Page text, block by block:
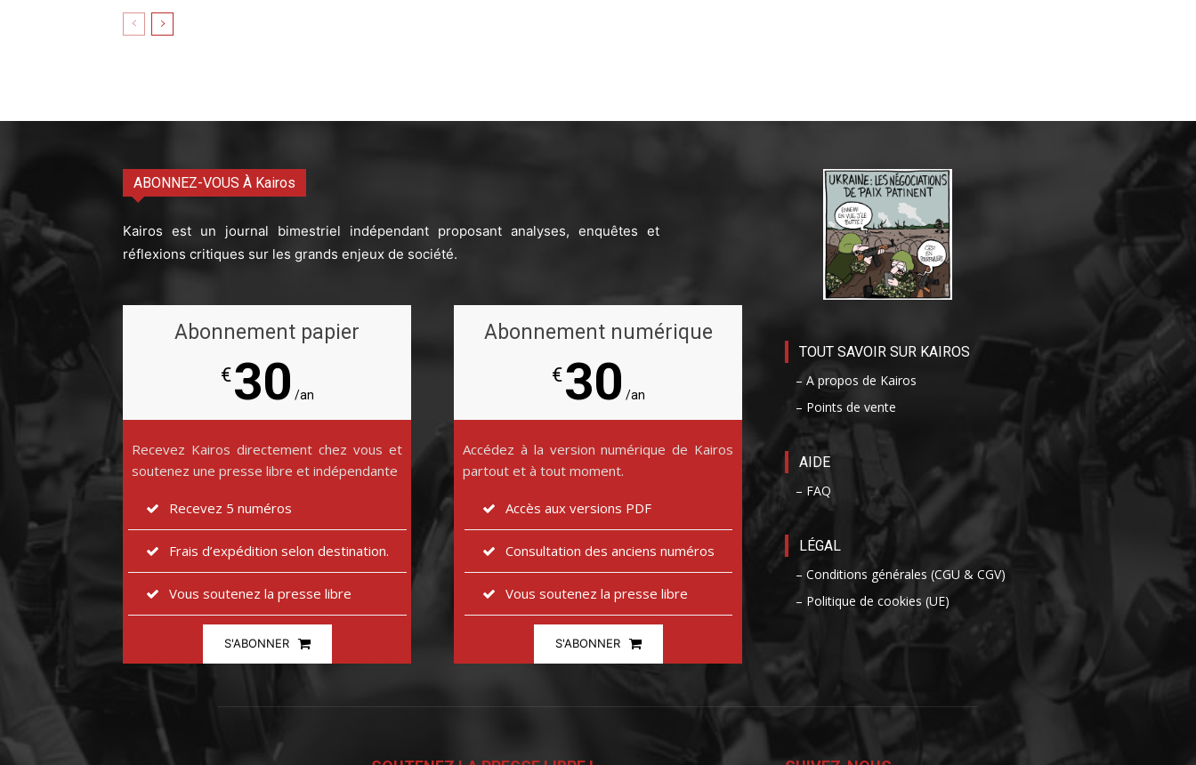
ABONNEZ-VOUS À Kairos
Kairos est un journal bimestriel indépendant proposant analyses, enquêtes et
réflexions critiques sur les grands enjeux de société.
Abonnement papier
€30 /an
Recevez Kairos directement chez vous et
soutenez une presse libre et indépendante
Recevez 5 numéros
Frais d’expédition selon destination.
Vous soutenez la presse libre
S'ABONNER
Abonnement numérique
€30 /an
Accédez à la version numérique de Kairos
partout et à tout moment.
Accès aux versions PDF
Consultation des anciens numéros
Vous soutenez la presse libre
S'ABONNER
TOUT SAVOIR SUR KAIROS
– A propos de Kairos
– Points de vente
AIDE
– FAQ
LÉGAL
– Conditions générales (CGU & CGV)
– Politique de cookies (UE)